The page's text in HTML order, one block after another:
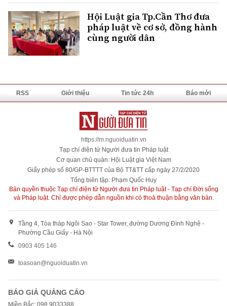
Hội Luật gia Tp.Cần Thơ đưa
pháp luật về cơ sở, đồng hành
cùng người dân
RSS Giới thiệu Tin tức 24h Báo mới
https://m.nguoiduatin.vn
Tạp chí điện tử Người đưa tin Pháp luật
Cơ quan chủ quản: Hội Luật gia Việt Nam
Giấy phép số 80/GP-BTTTT của Bộ TT&TT cấp ngày 27/2/2020
Tổng biên tập: Phạm Quốc Huy
Bản quyền thuộc Tạp chí điện tử Người đưa tin Pháp luật - Tạp chí Đời sống
và Pháp luật. Chỉ được phép dẫn nguồn khi có thoả thuận bằng văn bản.
Tầng 4, Tòa tháp Ngôi Sao - Star Tower, đường Dương Đình Nghệ -
Phường Cầu Giấy - Hà Nội
0903 405 146
toasoan@nguoiduatin.vn
BÁO GIÁ QUẢNG CÁO
Miền Bắc: 098 9033388